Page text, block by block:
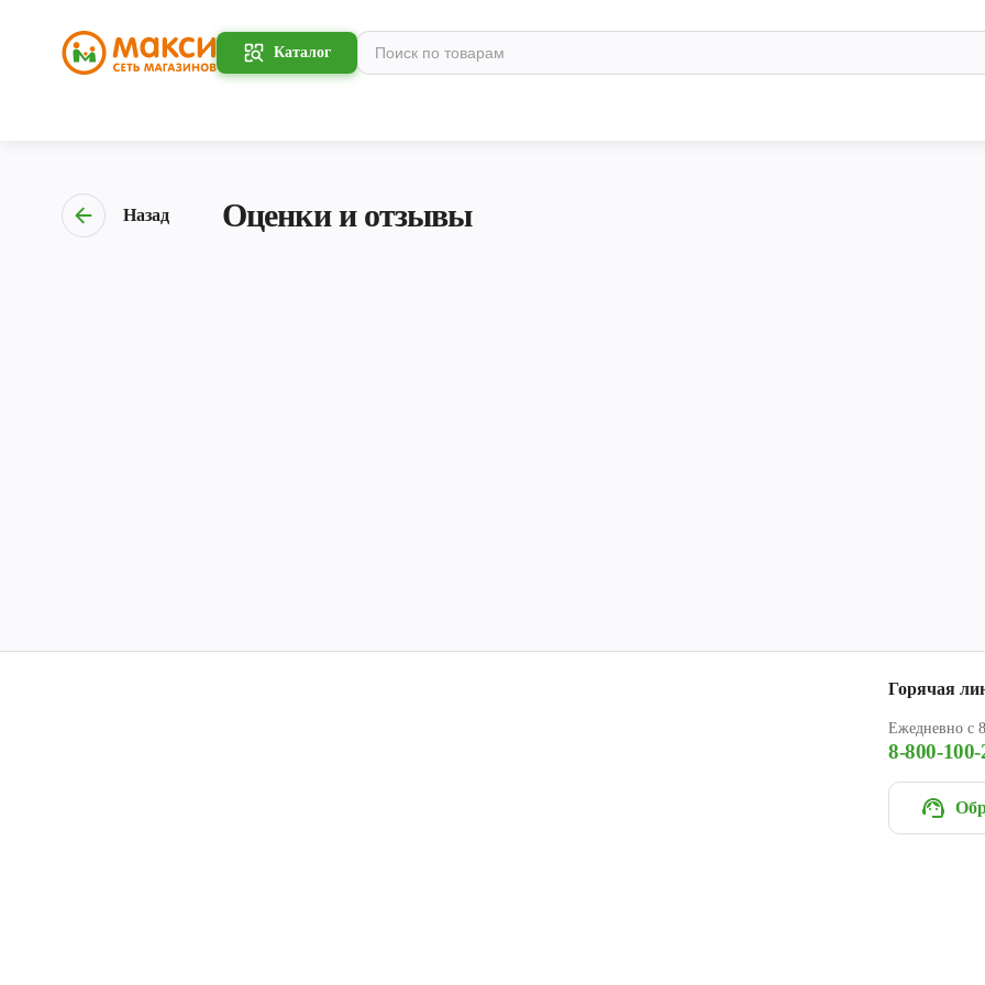
Каталог
Назад Оценки и отзывы
Горячая
Ежедневно с
8-800-100-